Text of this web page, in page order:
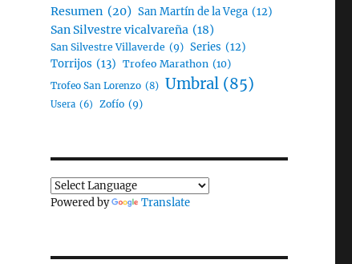
Resumen (20) San Martín de la Vega (12)
San Silvestre vicalvareña (18)
San Silvestre Villaverde (9) Series (12)
Torrijos (13) Trofeo Marathon (10)
Trofeo San Lorenzo (8) Umbral (85)
Usera (6) Zofío (9)
Powered by Translate